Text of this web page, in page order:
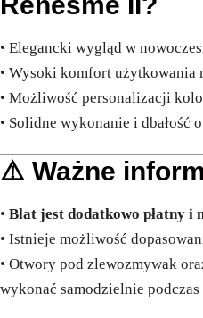
• Elegancki wygląd w
• Wysoki komfort użytkowania
• Możliwość personalizacji
• Solidne wykonanie i dbałość
⚠️ Ważne
• Blat jest dodatkowo płatny i
• Istnieje możliwość
• Otwory pod zlewozmywak
wykonać samodzielnie podczas